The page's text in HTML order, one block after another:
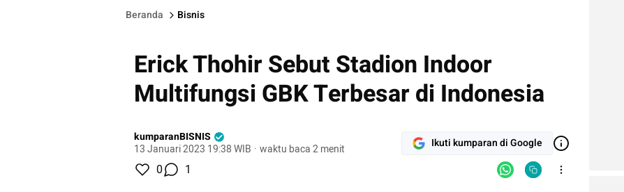
Beranda Bisnis
Erick Thohir Sebut Stadion Indoor
Multifungsi GBK Terbesar di Indonesia
kumparanBISNIS
13 Januari 2023 19:38 WIB · waktu baca 2 menit Ikuti kumparan di Google
0 1